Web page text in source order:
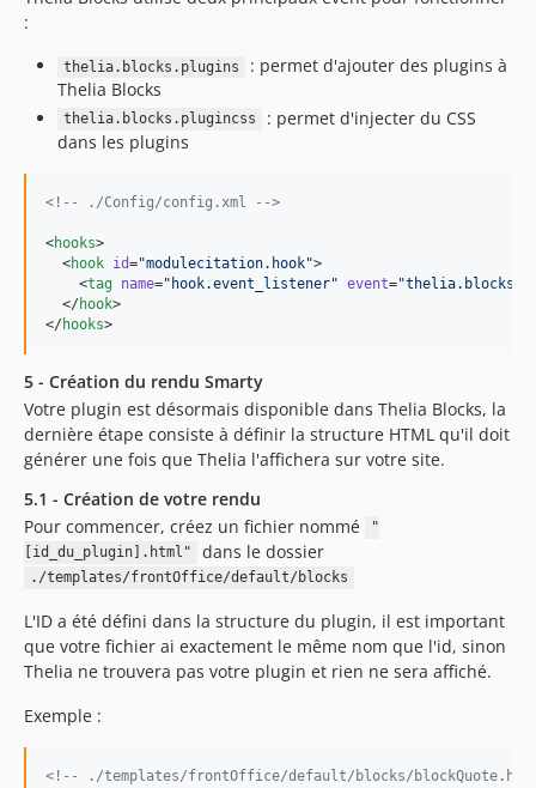
:
thelia.blocks.plugins
: permet d'ajouter des plugins à
Thelia Blocks
thelia.blocks.plugincss
: permet d'injecter du CSS
dans les plugins
<!-- ./Config/config.xml -->
<hooks>
  <
hook id="modulecitation.hook">
    <
tag name=" hook.event_listener" event="
  </
hook>
</hooks>
5 - Création du rendu Smarty
Votre plugin est désormais disponible dans Thelia Blocks, la
dernière étape consiste à définir la structure HTML qu'il doit
générer une fois que Thelia l'affichera sur votre site.
5.1 - Création de votre rendu
Pour commencer, créez un fichier nommé
"
[id_du_plugin].html"
dans le dossier
./templates/frontOffice/default/blocks
L'ID a été défini dans la structure du plugin, il est important
que votre fichier ai exactement le même nom que l'id, sinon
Thelia ne trouvera pas votre plugin et rien ne sera affiché.
Exemple :
<!-- ./templates/frontOffice/default/blocks/